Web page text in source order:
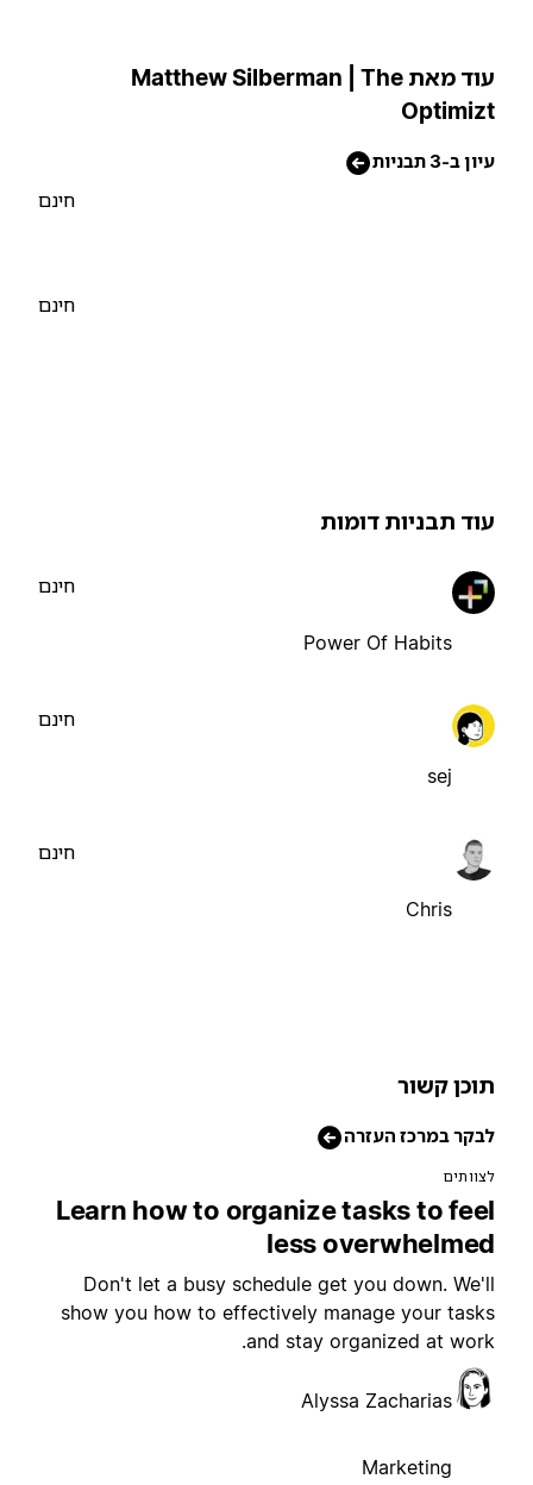
עוד מאת Matthew Silberman | The
ב-3 תבניות
תבניות דומות
Power Of Habits
Chris
קשור
במרכז העזרה
Learn how to organize tasks to
less
Don't let a busy schedule get you down.
show you how to effectively manage your
and stay organized at
Alyssa Zacharias
Marketing